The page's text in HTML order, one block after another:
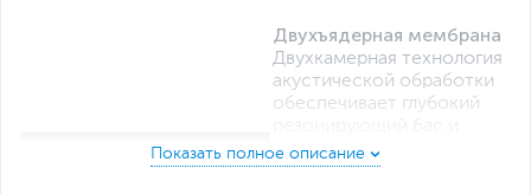
Двухъядерная мембрана
Двухкамерная технология
акустической обработки
обеспечивает глубокий
кристально четкие
высокие и средние